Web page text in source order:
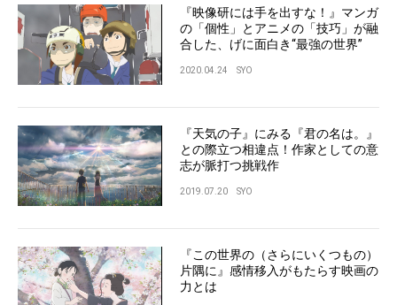
『映像研には手を出すな！』マンガ
の「個性」とアニメの「技巧」が融
合した、げに面白き“最強の世界”
2020.04.24 SYO
『天気の子』にみる『君の名は。』
との際立つ相違点！作家としての意
志が脈打つ挑戦作
2019.07.20 SYO
『この世界の（さらにいくつもの）
片隅に』感情移入がもたらす映画の
力とは